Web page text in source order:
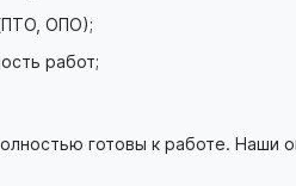
ОПО);
работ;
готовы к работе.